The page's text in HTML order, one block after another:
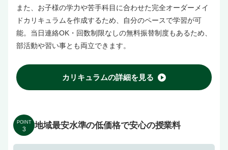
また、お子様の学力や苦手科目に合わせた完全オーダーメイ
ドカリキュラムを作成するため、自分のペースで学習が可
能。当日連絡OK・回数制限なしの無料振替制度もあるため、
部活動や習い事とも両立できます。
カリキュラムの詳細を見る
POINT
3 地域最安水準の低価格で安心の授業料